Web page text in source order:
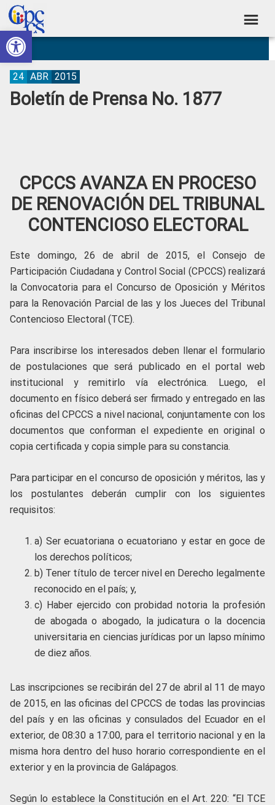
Abrir barra de herramientas
Skip
to
primary
navigation
Skip
to
main
content
Skip
to
primary
sidebar
Skip
to
footer
Consejo
de
Participación
Ciudadana
Construyendo
Poder
Ciudadano
Boletín de Prensa No. 1877
24 ABR 2015
CPCCS AVANZA EN PROCESO
DE RENOVACIÓN DEL TRIBUNAL
CONTENCIOSO ELECTORAL
Este domingo, 26 de abril de 2015, el Consejo de
Participación Ciudadana y Control Social (CPCCS) realizará
la Convocatoria para el Concurso de Oposición y Méritos
para la Renovación Parcial de las y los Jueces del Tribunal
Contencioso Electoral (TCE).
Para inscribirse los interesados deben llenar el formulario
de postulaciones que será publicado en el portal web
institucional y remitirlo vía electrónica. Luego, el
documento en físico deberá ser firmado y entregado en las
oficinas del CPCCS a nivel nacional, conjuntamente con los
documentos que conforman el expediente en original o
copia certificada y copia simple para su constancia.
Para participar en el concurso de oposición y méritos, las y
los postulantes deberán cumplir con los siguientes
requisitos:
a) Ser ecuatoriana o ecuatoriano y estar en goce de
los derechos políticos;
b) Tener título de tercer nivel en Derecho legalmente
reconocido en el país; y,
c) Haber ejercido con probidad notoria la profesión
de abogada o abogado, la judicatura o la docencia
universitaria en ciencias jurídicas por un lapso mínimo
de diez años.
Las inscripciones se recibirán del 27 de abril al 11 de mayo
de 2015, en las oficinas del CPCCS de todas las provincias
del país y en las oficinas y consulados del Ecuador en el
exterior, de 08:30 a 17:00, para el territorio nacional y en la
misma hora dentro del huso horario correspondiente en el
exterior y en la provincia de Galápagos.
Según lo establece la Constitución en el Art. 220: “El TCE